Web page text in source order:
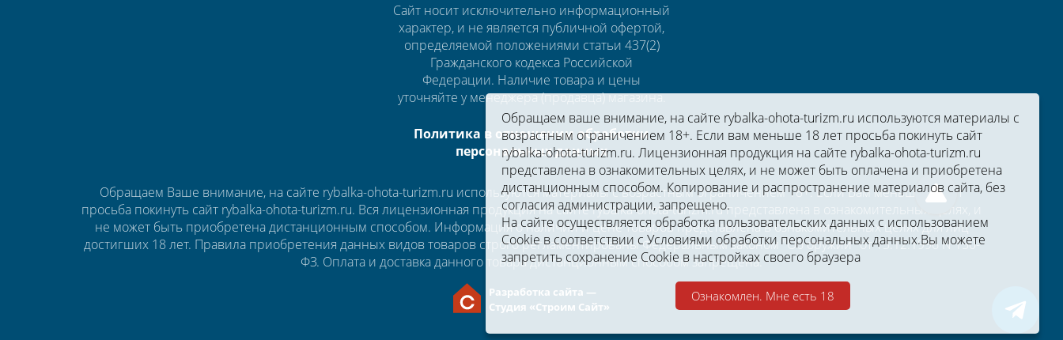
Сайт носит исключительно информационный
характер, и не является публичной офертой,
определяемой положениями статьи 437(2)
Гражданского кодекса Российской
Федерации. Наличие товара и цены
уточняйте у менеджера (продавца) магазина.
Политика в отношении обработки
персональных данных
Обращаем Ваше внимание, на сайте rybalka-ohota-turizm.ru используются материалы с возрастным ограничением 18+. Если Вам меньше 18 лет
просьба покинуть сайт rybalka-ohota-turizm.ru. Вся лицензионная продукция на сайте rybalka-ohota-turizm.ru представлена в ознакомительных целях, и
не может быть приобретена дистанционным способом. Информация о наличии и цене товаров представлена в ознакомительных целях для лиц
достигших 18 лет. Правила приобретения данных видов товаров строго регламентированы Федеральным законом "Об оружии" от 13.12.1996 N 150-
ФЗ. Оплата и доставка данного товара дистанционным способом запрещена.
Разработка сайта —
Студия «Строим Сайт»
Обращаем ваше внимание, на сайте rybalka-ohota-turizm.ru используются материалы с
возрастным ограничением 18+. Если вам меньше 18 лет просьба покинуть сайт
rybalka-ohota-turizm.ru. Лицензионная продукция на сайте rybalka-ohota-turizm.ru
представлена в ознакомительных целях, и не может быть оплачена и приобретена
дистанционным способом. Копирование и распространение материалов сайта, без
согласия администрации, запрещено.
На сайте осуществляется обработка пользовательских данных с использованием
Cookie в соответствии c Условиями обработки персональных данных.Вы можете
запретить сохранение Cookie в настройках своего браузера
Ознакомлен. Мне есть 18